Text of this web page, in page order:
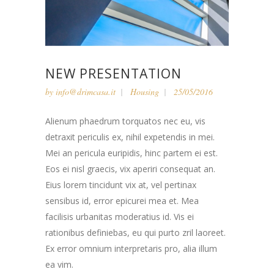
NEW PRESENTATION
by info@drimcasa.it Housing 25/05/2016
Alienum phaedrum torquatos nec eu, vis
detraxit periculis ex, nihil expetendis in mei.
Mei an pericula euripidis, hinc partem ei est.
Eos ei nisl graecis, vix aperiri consequat an.
Eius lorem tincidunt vix at, vel pertinax
sensibus id, error epicurei mea et. Mea
facilisis urbanitas moderatius id. Vis ei
rationibus definiebas, eu qui purto zril laoreet.
Ex error omnium interpretaris pro, alia illum
ea vim.